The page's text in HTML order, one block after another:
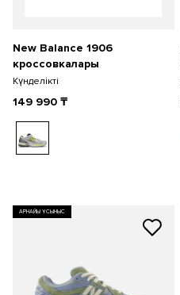
New Balance 1906
кроссовкалары
Күнделікті
149 990 ₸
АРНАЙЫ ҰСЫНЫС